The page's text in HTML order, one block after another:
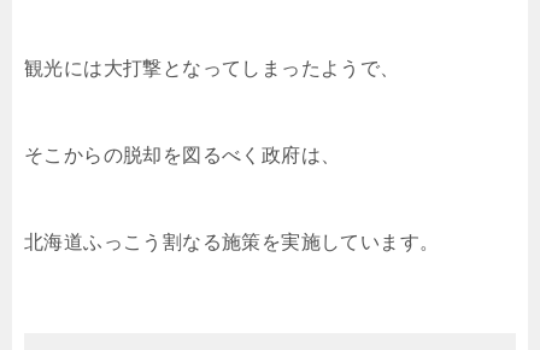
観光には大打撃となってしまったようで、
そこからの脱却を図るべく政府は、
北海道ふっこう割なる施策を実施しています。